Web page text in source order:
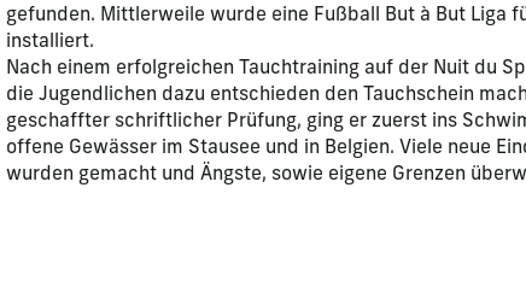
gefunden. Mittlerweile wurde eine Fußball But à But Liga
installiert.
Nach einem erfolgreichen Tauchtraining auf der Nuit du
die Jugendlichen dazu entschieden den Tauchschein
geschaffter schriftlicher Prüfung, ging er zuerst ins
offene Gewässer im Stausee und in Belgien. Viele neue
wurden gemacht und Ängste, sowie eigene Grenzen